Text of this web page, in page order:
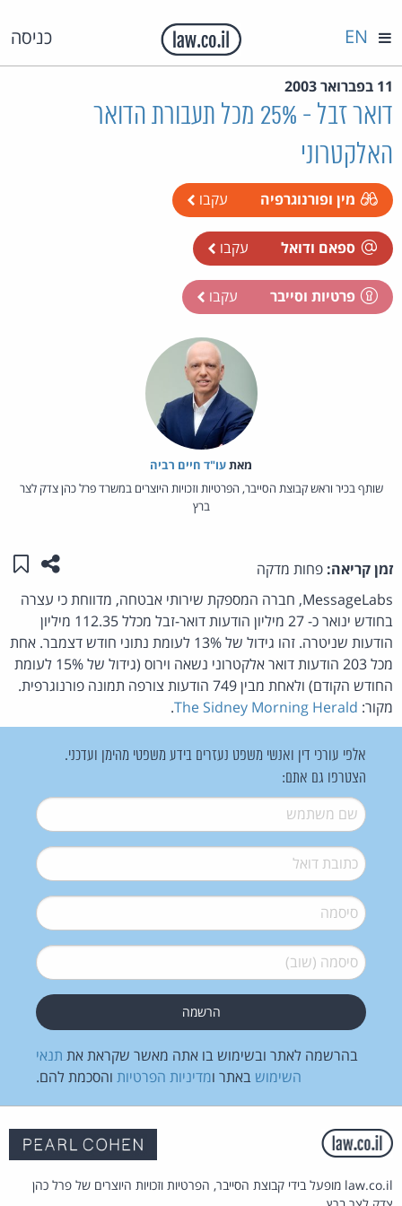
כניסה EN
11 בפברואר 2003
דואר זבל - 25% מכל תעבורת הדואר
האלקטרוני
מין ופורנוגרפיה עקבו
ספאם ודואל עקבו
פרטיות וסייבר עקבו
מאת‏עו"ד חיים רביה
שותף בכיר וראש קבוצת הסייבר, הפרטיות וזכויות היוצרים במשרד פרל כהן צדק לצר
ברץ
זמן קריאה: פחות מדקה שתפו
MessageLabs, חברה המספקת שירותי אבטחה, מדווחת כי עצרה
בחודש ינואר כ- 27 מיליון הודעות דואר-זבל מכלל 112.35 מיליון
הודעות שניטרה. זהו גידול של 13% לעומת נתוני חודש דצמבר. אחת
מכל 203 הודעות דואר אלקטרוני נשאה וירוס (גידול של 15% לעומת
החודש הקודם) ולאחת מבין 749 הודעות צורפה תמונה פורנוגרפית.
מקור: The Sidney Morning Herald
.
אלפי עורכי דין ואנשי משפט נעזרים בידע משפטי מהימן ועדכני.
הצטרפו גם אתם:
שם משתמש*
דואל*
סיסמה*
סיסמה (שוב)*
בהרשמה לאתר ובשימוש בו אתה מאשר שקראת את תנאי
השימוש באתר ומדיניות הפרטיות והסכמת להם.
law.co.il מופעל בידי קבוצת הסייבר, הפרטיות וזכויות היוצרים של פרל כהן